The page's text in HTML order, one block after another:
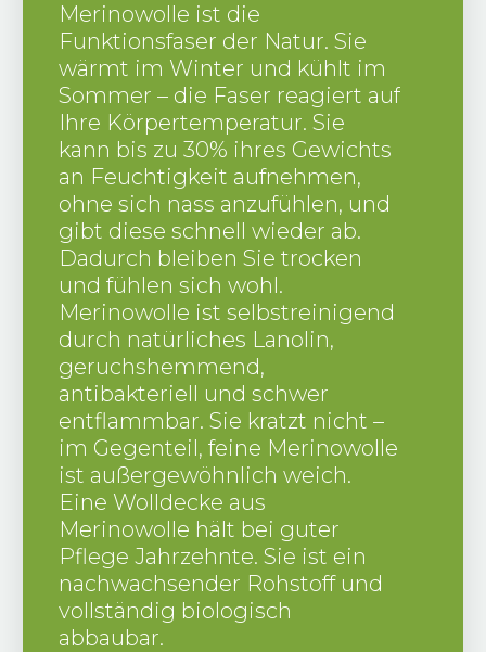
Merinowolle ist die
Funktionsfaser der Natur. Sie
wärmt im Winter und kühlt im
Sommer – die Faser reagiert auf
Ihre Körpertemperatur. Sie
kann bis zu 30% ihres Gewichts
an Feuchtigkeit aufnehmen,
ohne sich nass anzufühlen, und
gibt diese schnell wieder ab.
Dadurch bleiben Sie trocken
und fühlen sich wohl.
Merinowolle ist selbstreinigend
durch natürliches Lanolin,
geruchshemmend,
antibakteriell und schwer
entflammbar. Sie kratzt nicht –
im Gegenteil, feine Merinowolle
ist außergewöhnlich weich.
Eine Wolldecke aus
Merinowolle hält bei guter
Pflege Jahrzehnte. Sie ist ein
nachwachsender Rohstoff und
vollständig biologisch
abbaubar.